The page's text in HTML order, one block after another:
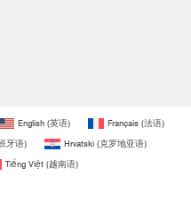
English (英语) Français (法语)
牙语) Hrvatski(克罗地亚语)
Tiếng Việt(越南语)